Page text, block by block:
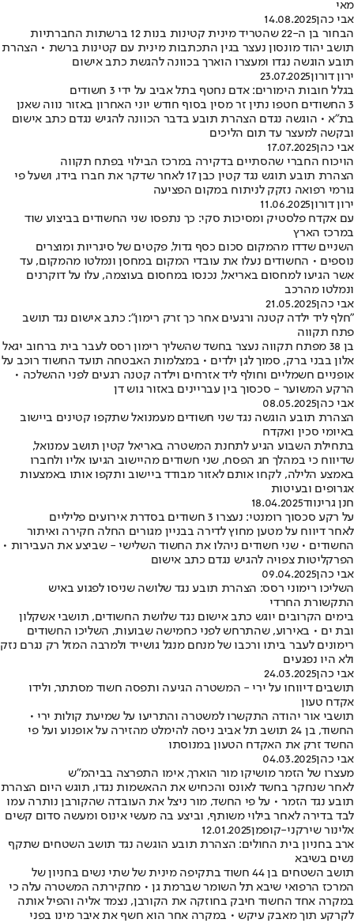
מאי
אבי כהן14.08.2025
הבחור בן ה-22 שהטריד מינית קטינות בנות 12 ברשתות החברתיות
תושב יהוד מונסון נעצר בגין התכתבות מינית עם קטינות ברשת • הצהרת
תובע הוגשה נגדו ומעצרו הוארך בכוונה להגשת כתב אישום
ירון דורון23.07.2025
בגלל חובות הימורים: אדם נחטף בתל אביב על ידי 3 חשודים
3 החשודים חטפו נתין זר מסין בסוף חודש יוני האחרון באזור נווה שאנן
בת"א • הוגשה נגדם הצהרת תובע בדבר הכוונה להגיש נגדם כתב אישום
ובקשה למעצר עד תום הליכים
אבי כהן17.07.2025
הויכוח החברי שהסתיים בדקירה במרכז הבילוי בפתח תקווה
הצהרת תובע תוגש נגד קטין כבן 17 לאחר שדקר את חברו בידו, ושעל פי
גורמי רפואה נזקק לניתוח במקום הפציעה
ירון דורון11.06.2025
עם אקדח פלסטיק ומסיכות סקי: כך נתפסו שני החשודים בביצוע שוד
במרכז הארץ
השניים שדדו מהמקום סכום כסף גדול, פקטים של סיגריות ומוצרים
נוספים • החשודים נעלו את עובדי המקום במחסן ונמלטו מהמקום, עד
אשר הגיעו למחסום באריאל, נכנסו במחסום בעוצמה, עלו על דוקרנים
ונמלטו מהרכב
אבי כהן21.05.2025
"חלף ליד ילדה קטנה ורגעים אחר כך זרק רימון": כתב אישום נגד תושב
פתח תקווה
בן 38 מפתח תקווה נעצר בחשד שהשליך רימון רסס לעבר בית ברחוב יגאל
אלון בבני ברק, סמוך לגן ילדים • במצלמות האבטחה תועד החשוד רוכב על
אופניים חשמליים וחולף ליד אזרחים וילדה קטנה רגעים לפני ההשלכה •
הרקע המשוער - סכסוך בין עבריינים באזור גוש דן
אבי כהן08.05.2025
הצהרת תובע הוגשה נגד שני חשודים מעמנואל שתקפו קטינים ביישוב
באיומי סכין ואקדח
בתחילת השבוע הגיע לתחנת המשטרה באריאל קטין תושב עמנואל,
שדיווח כי במהלך חג הפסח, שני חשודים מהיישוב הגיעו אליו ולחברו
באמצע הלילה, לקחו אותם לאזור מבודד ביישוב ותקפו אותו באמצעות
אגרופים ובעיטות
חנן גרינווד18.04.2025
על רקע סכסוך רומנטי: נעצרו 3 חשודים בסדרת אירועים פליליים
לאחר דיווח על מטען מחוץ לדירה בבניין מגורים החלה חקירה ואיתור
החשודים • שני חשודים ניהלו את החשוד השלישי - שביצע את העבירות •
הפרקליטות צפויה להגיש נגדם כתב אישום
אבי כהן09.04.2025
השליכו רימוני רסס: הצהרת תובע נגד שלושה שניסו לפגוע באיש
התקשורת החרדי
בימים הקרובים יוגש כתב אישום נגד שלושת החשודים, תושבי אשקלון
ובת ים • באירוע, שהתרחש לפני כחמישה שבועות, השליכו החשודים
רימונים לעבר ביתו ורכבו של מנחם מנגל גושייד ולמרבה המזל רק נגרם נזק
ולא היו נפגעים
אבי כהן24.03.2025
תושבים דיווחו על ירי - המשטרה הגיעה ותפסה חשוד מסתתר, ולידו
אקדח טעון
תושבי אור יהודה התקשרו למשטרה והתריעו על שמיעת קולות ירי •
החשוד, בן 24 תושב תל אביב ניסה להימלט מהזירה על אופנוע ועל פי
החשד זרק את האקדח הטעון במנוסתו
אבי כהן04.03.2025
מעצרו של הזמר מושיקו מור הוארך, אימו התפרצה בביהמ"ש
לאחר שנחקר בחשד לאונס והכחיש את ההאשמות נגדו, תוגש היום הצהרת
תובע נגד הזמר • על פי החשד, מור ניצל את העובדה שהקורבן נותרה עמו
לבד בדירה לאחר בילוי משותף, וביצע בה מעשי אינוס ומעשה סדום קשים
אלינור שירקני-קופמן12.01.2025
ארב בחניון בית החולים: הצהרת תובע הוגשה נגד תושב השטחים שתקף
נשים בשיבא
תושב השטחים בן 44 חשוד בתקיפה מינית של שתי נשים בחניון של
המרכז הרפואי שיבא תל השומר שברמת גן • מחקירתה המשטרה עלה כי
במקרה אחד החשוד חיבק בחוזקה את הקורבן, נצמד אליה והפיל אותה
לקרקע תוך מאבק עיקש • במקרה אחר הוא חשף את איבר מינו בפני